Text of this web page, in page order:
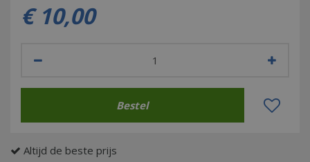
€ 10,00
Altijd de beste prijs